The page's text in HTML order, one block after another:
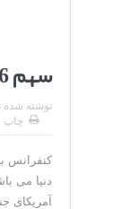
سهم 36 درصدی مقالات مرکز، در بین مقالات ایرانی ارسال شده به IMPC 2014
نوشته
چاپ
کنفرانس
دنیا می
آمریکای